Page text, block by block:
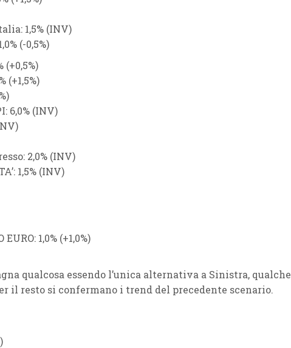
: 1,5% (INV)
(-0,5%)
(+0,5%)
(+1,5%)
)
: 6,0% (INV)
)
: 2,0% (INV)
: 1,5% (INV)
EURO: 1,0% (+1,0%)
qualcosa essendo l’unica alternativa a Sinistra, qualche
il resto si confermano i trend del precedente scenario.
)